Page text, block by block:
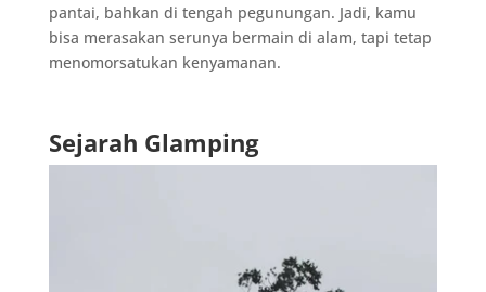
pantai, bahkan di tengah pegunungan. Jadi, kamu
bisa merasakan serunya bermain di alam, tapi tetap
menomorsatukan kenyamanan.
Sejarah Glamping